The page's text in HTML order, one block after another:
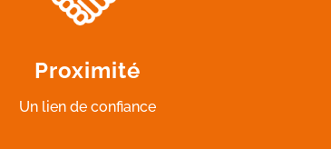
Proximité
Un lien de confiance